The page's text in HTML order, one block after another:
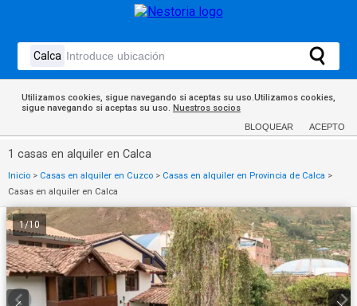
Utilizamos cookies, sigue navegando si aceptas su uso.Utilizamos cookies,
sigue navegando si aceptas su uso. Nuestros socios
BLOQUEAR ACEPTO
1 casas en alquiler en Calca
Inicio > Casas en alquiler en Cuzco > Casas en alquiler en Provincia de Calca >
Casas en alquiler en Calca
1/10